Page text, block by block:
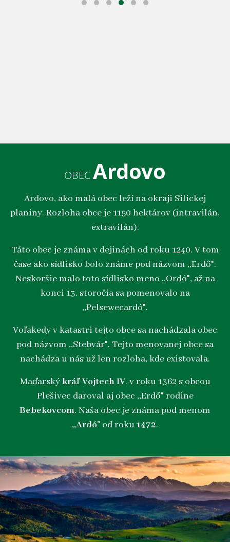
OBECArdovo
Ardovo, ako malá obec leží na okraji Silickej
planiny. Rozloha obce je 1150 hektárov (intravilán,
extravilán).
Táto obec je známa v dejinách od roku 1240. V tom
čase ako sídlisko bolo známe pod názvom ,,Erdő".
Neskoršie malo toto sídlisko meno ,,Ordó", až na
konci 13. storočia sa pomenovalo na
,,Pelsewecardó".
Voľakedy v katastri tejto obce sa nachádzala obec
pod názvom ,,Stebvár". Tejto menovanej obce sa
nachádza u nás už len rozloha, kde existovala.
Maďarskýkráľ Vojtech IV. v roku 1362 s obcou
Plešivec daroval aj obec ,,Erdő" rodine
Bebekovcom. Naša obec je známa pod menom
,,Ardó" od roku1472.